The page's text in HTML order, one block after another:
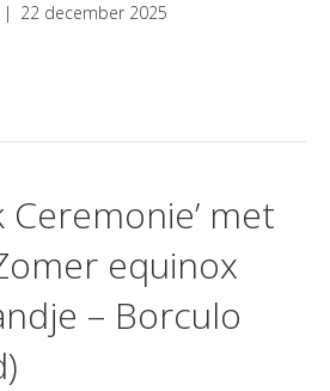
| 22 december 2025
Ceremonie’ met
equinox
– Borculo